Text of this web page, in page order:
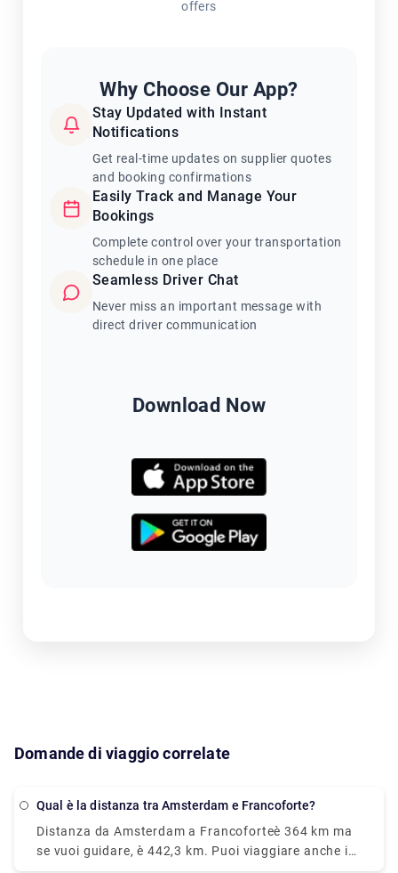
offers
Why Choose Our App?
Stay Updated with Instant
Notifications
Get real-time updates on supplier quotes
and booking confirmations
Easily Track and Manage Your
Bookings
Complete control over your transportation
schedule in one place
Seamless Driver Chat
Never miss an important message with
direct driver communication
Download Now
Domande di viaggio correlate
Qual è la distanza tra Amsterdam e Francoforte?
Distanza da Amsterdam a Francoforteè 364 km ma
se vuoi guidare, è 442,3 km. Puoi viaggiare anche in